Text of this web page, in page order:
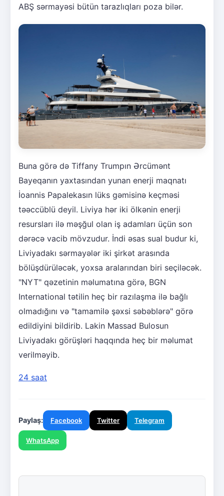
ABŞ sərmayəsi bütün tarazlıqları poza bilər.
Buna görə də Tiffany Trumpın Ərcümənt
Bayeqanın yaxtasından yunan enerji maqnatı
İoannis Papalekasın lüks gəmisinə keçməsi
təəccüblü deyil. Liviya hər iki ölkənin enerji
resursları ilə məşğul olan iş adamları üçün son
dərəcə vacib mövzudur. İndi əsas sual budur ki,
Liviyadakı sərmayələr iki şirkət arasında
bölüşdürüləcək, yoxsa aralarından biri seçiləcək.
"NYT" qəzetinin məlumatına görə, BGN
International tətilin heç bir razılaşma ilə bağlı
olmadığını və "tamamilə şəxsi səbəblərə" görə
edildiyini bildirib. Lakin Massad Bulosun
Liviyadakı görüşləri haqqında heç bir məlumat
verilməyib.
24 saat
Paylaş: Facebook Twitter Telegram
WhatsApp